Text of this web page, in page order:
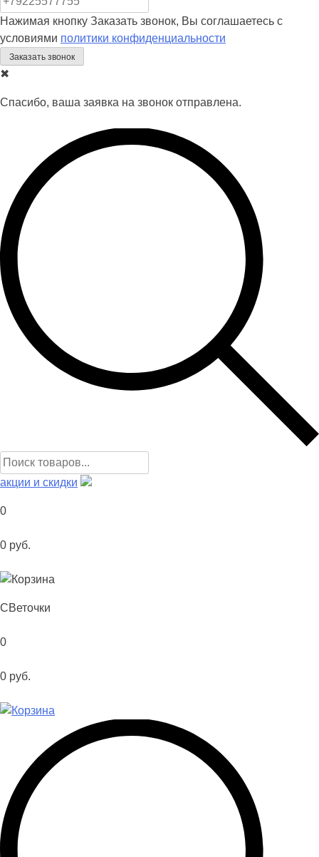
Нажимая кнопку Заказать звонок, Вы соглашаетесь с
условиями политики конфиденциальности
✖
Спасибо, ваша заявка на звонок отправлена.
Поиск
товаров
акции и скидки
0
0 руб.
СВеточки
0
0 руб.